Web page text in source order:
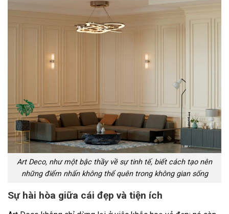
Art Deco, như một bậc thầy về sự tinh tế, biết cách tạo nên
những điểm nhấn không thể quên trong không gian sống
Sự hài hòa giữa cái đẹp và tiện ích